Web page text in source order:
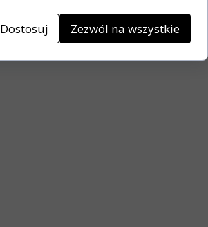
Dostosuj Zezwól na wszystkie